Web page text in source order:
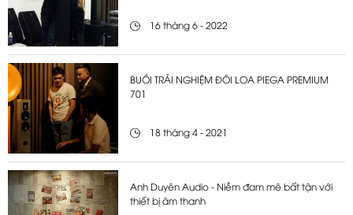
16 tháng 6 - 2022
BUỔI TRẢI NGHIỆM ĐÔI LOA PIEGA PREMIUM
701
18 tháng 4 - 2021
Anh Duyên Audio - Niềm đam mê bất tận với
thiết bị âm thanh